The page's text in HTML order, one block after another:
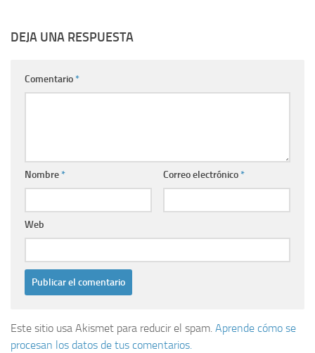
DEJA UNA RESPUESTA
Comentario*
Nombre* Correo electrónico*
Web
Este sitio usa Akismet para reducir el spam. Aprende cómo se
procesan los datos de tus comentarios.